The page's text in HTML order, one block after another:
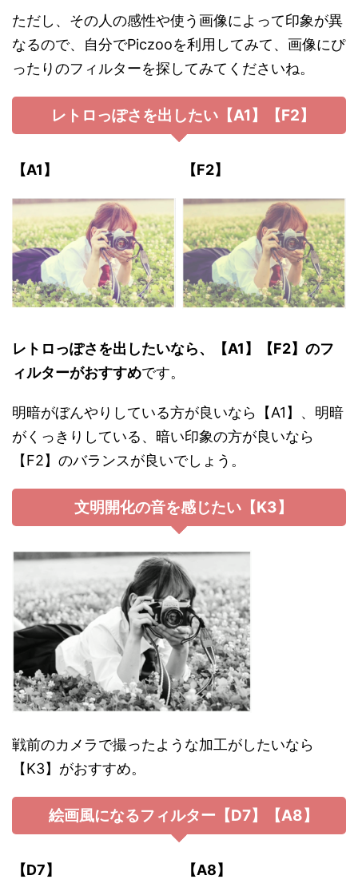
ただし、その人の感性や使う画像によって印象が異
なるので、自分でPiczooを利用してみて、画像にぴ
ったりのフィルターを探してみてくださいね。
レトロっぽさを出したい【A1】【F2】
【A1】 【F2】
レトロっぽさを出したいなら、【A1】【F2】のフ
ィルターがおすすめです。
明暗がぼんやりしている方が良いなら【A1】、明暗
がくっきりしている、暗い印象の方が良いなら
【F2】のバランスが良いでしょう。
文明開化の音を感じたい【K3】
戦前のカメラで撮ったような加工がしたいなら
【K3】がおすすめ。
絵画風になるフィルター【D7】【A8】
【D7】 【A8】